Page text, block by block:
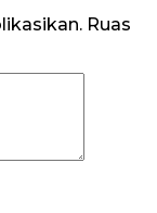
Ruas